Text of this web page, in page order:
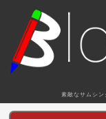
素敵なサムシン